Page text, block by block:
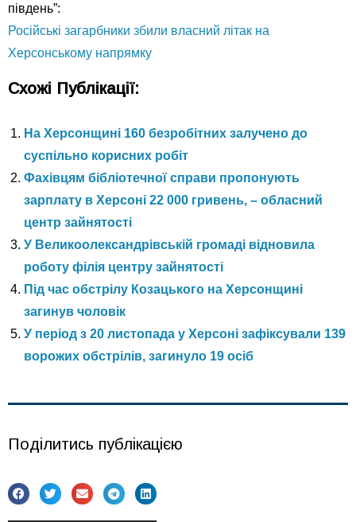
південь”:
Російські загарбники збили власний літак на
Херсонському напрямку
Схожі Публікації:
На Херсонщині 160 безробітних залучено до
суспільно корисних робіт
Фахівцям бібліотечної справи пропонують
зарплату в Херсоні 22 000 гривень, – обласний
центр зайнятості
У Великоолександрівській громаді відновила
роботу філія центру зайнятості
Під час обстрілу Козацького на Херсонщині
загинув чоловік
У період з 20 листопада у Херсоні зафіксували 139
ворожих обстрілів, загинуло 19 осіб
Поділитись публікацією